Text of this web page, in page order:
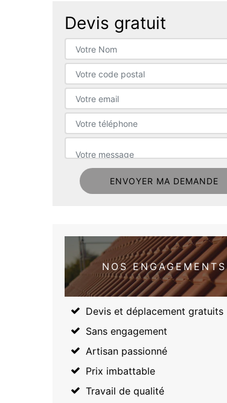
Devis gratuit
NOS ENGAGEMENTS
Devis et déplacement gratuits
Sans engagement
Artisan passionné
Prix imbattable
Travail de qualité